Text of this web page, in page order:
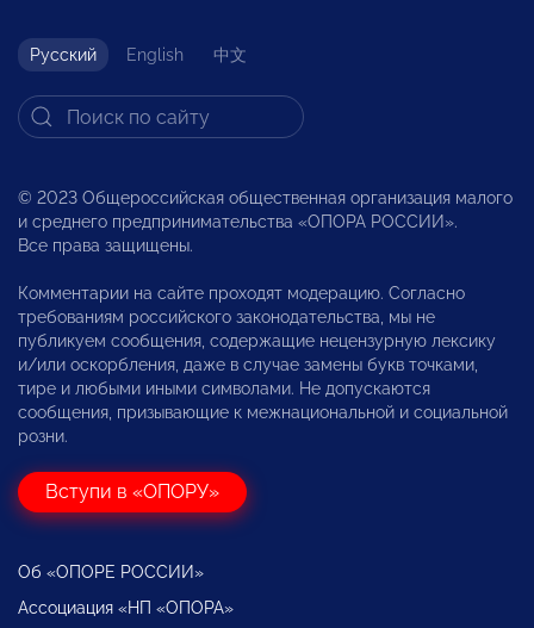
Русский English 中文
© 2023 Общероссийская общественная организация малого
и среднего предпринимательства «ОПОРА РОССИИ».
Все права защищены.
Комментарии на сайте проходят модерацию. Согласно
требованиям российского законодательства, мы не
публикуем сообщения, содержащие нецензурную лексику
и/или оскорбления, даже в случае замены букв точками,
тире и любыми иными символами. Не допускаются
сообщения, призывающие к межнациональной и социальной
розни.
Вступи в «ОПОРУ»
Об «ОПОРЕ РОССИИ»
Ассоциация «НП «ОПОРА»